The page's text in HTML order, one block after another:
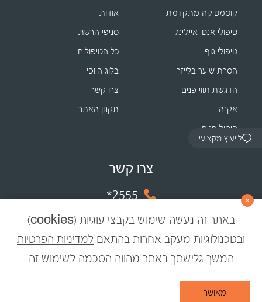
קוסמטיקה מתקדמת
טיפולי אנטי אייג׳ינג
טיפולי גוף
הסרת שיער בלייזר
הדגשת תווי פנים
אקנה
פיסול פנים
אודות
סניפי הרשת
כל הטיפולים
בלוג היופי
צרו קשר
תקנון האתר
צרו קשר
2555*
ווטסאפ
© 2023 רונית רפאל – מדע היופי
לייעוץ מקצועי
באתר זה נעשה שימוש בקבצי עוגיות (cookies)
ובטכנולוגיות מעקב אחרות בהתאם למדיניות הפרטיות
המשך גלישתך באתר מהווה הסכמה לשימוש זה
מאושר